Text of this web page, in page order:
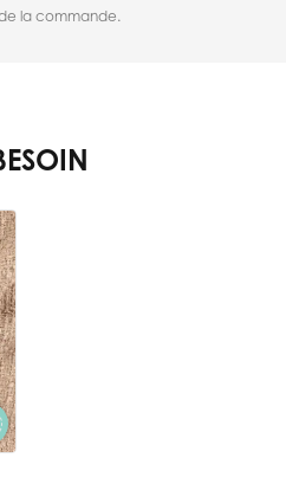
la commande.